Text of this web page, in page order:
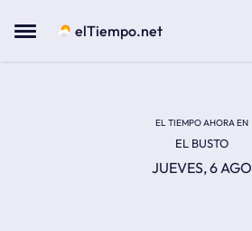
Menu elTiempo.net
EL TIEMPO AHORA EN
EL BUSTO
JUEVES, 6 AGO